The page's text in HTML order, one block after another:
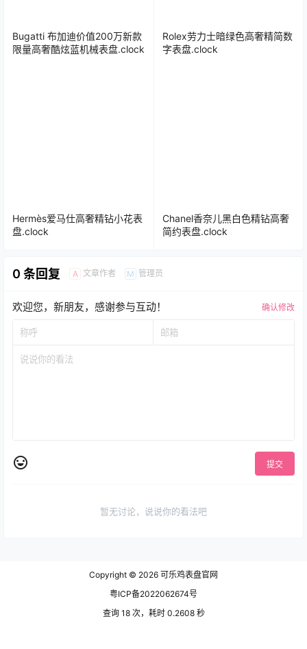
Bugatti 布加迪价值200万新款
限量高奢酷炫蓝机械表盘.clock
Rolex劳力士暗绿色高奢精简数
字表盘.clock
Hermès爱马仕高奢精钻小花表
盘.clock
Chanel香奈儿黑白色精钻高奢
简约表盘.clock
0 条回复 A 文章作者 M 管理员
欢迎您，新朋友，感谢参与互动！ 确认修改
提交
暂无讨论，说说你的看法吧
Copyright © 2026 可乐鸡表盘官网
粤ICP备2022062674号
查询 18 次，耗时 0.2608 秒